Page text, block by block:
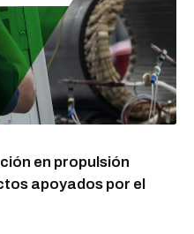
en propulsión
apoyados por el